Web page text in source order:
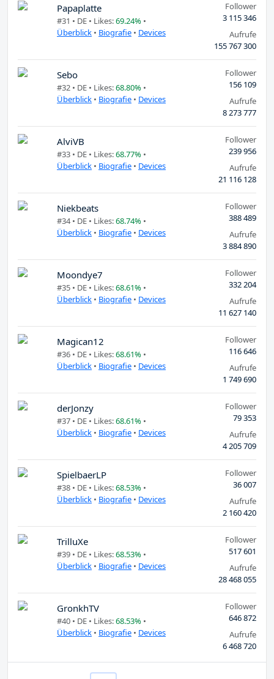
Papaplatte
#31 • DE • Likes:69.24% •
Überblick • Biografie • Devices
Follower
3 115 346
Aufrufe
155 767 300
Sebo
#32 • DE • Likes:68.80% •
Überblick • Biografie • Devices
Follower
156 109
Aufrufe
8 273 777
AlviVB
#33 • DE • Likes:68.77% •
Überblick • Biografie • Devices
Follower
239 956
Aufrufe
21 116 128
Niekbeats
#34 • DE • Likes:68.74% •
Überblick • Biografie • Devices
Follower
388 489
Aufrufe
3 884 890
Moondye7
#35 • DE • Likes:68.61% •
Überblick • Biografie • Devices
Follower
332 204
Aufrufe
11 627 140
Magican12
#36 • DE • Likes:68.61% •
Überblick • Biografie • Devices
Follower
116 646
Aufrufe
1 749 690
derJonzy
#37 • DE • Likes:68.61% •
Überblick • Biografie • Devices
Follower
79 353
Aufrufe
4 205 709
SpielbaerLP
#38 • DE • Likes:68.53% •
Überblick • Biografie • Devices
Follower
36 007
Aufrufe
2 160 420
TrilluXe
#39 • DE • Likes:68.53% •
Überblick • Biografie • Devices
Follower
517 601
Aufrufe
28 468 055
GronkhTV
#40 • DE • Likes:68.53% •
Überblick • Biografie • Devices
Follower
646 872
Aufrufe
6 468 720